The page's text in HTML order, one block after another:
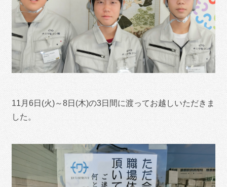
11月6日(火)～8日(木)の3日間に渡ってお越しいただきま
した。